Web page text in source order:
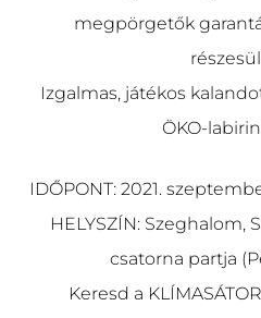
megpörgetők
Izgalmas, játékos
ÖKO-
IDŐPONT: 2021.
HELYSZÍN: Szeghalom,
csatorna partja
Keresd a